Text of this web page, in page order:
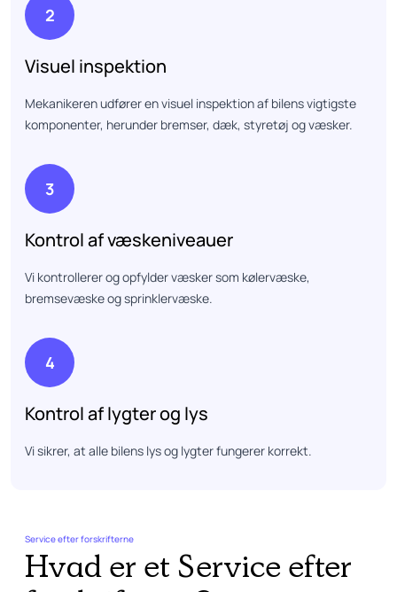
2
Visuel inspektion
Mekanikeren udfører en visuel inspektion af bilens vigtigste
komponenter, herunder bremser, dæk, styretøj og væsker.
3
Kontrol af væskeniveauer
Vi kontrollerer og opfylder væsker som kølervæske,
bremsevæske og sprinklervæske.
4
Kontrol af lygter og lys
Vi sikrer, at alle bilens lys og lygter fungerer korrekt.
Service efter forskrifterne
Hvad er et Service efter